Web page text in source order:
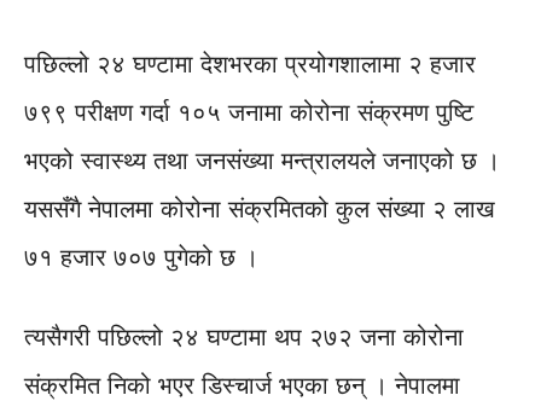
पछिल्लो २४ घण्टामा देशभरका प्रयोगशालामा २ हजार
७९९ परीक्षण गर्दा १०५ जनामा कोरोना संक्रमण पुष्टि
भएको स्वास्थ्य तथा जनसंख्या मन्त्रालयले जनाएको छ ।
यससँगै नेपालमा कोरोना संक्रमितको कुल संख्या २ लाख
७१ हजार ७०७ पुगेको छ ।
त्यसैगरी पछिल्लो २४ घण्टामा थप २७२ जना कोरोना
संक्रमित निको भएर डिस्चार्ज भएका छन् । नेपालमा